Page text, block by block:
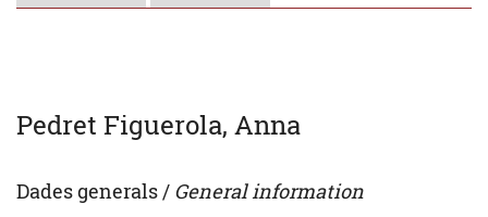
Pedret Figuerola, Anna
Dades generals / General information